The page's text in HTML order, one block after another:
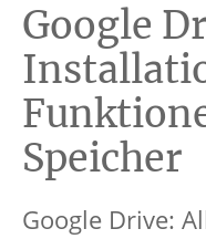
Google
Speicher
Google Drive: